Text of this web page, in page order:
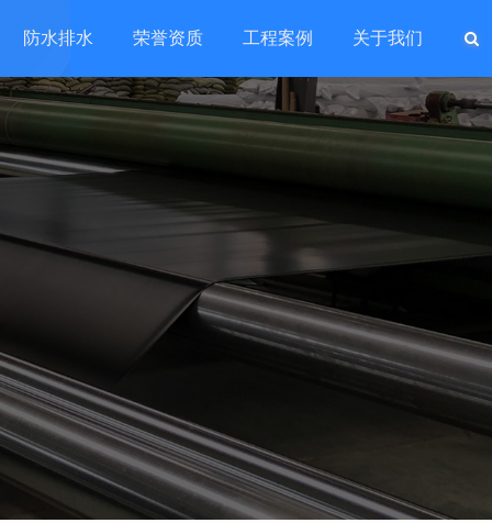
防水排水 荣誉资质 工程案例 关于我们